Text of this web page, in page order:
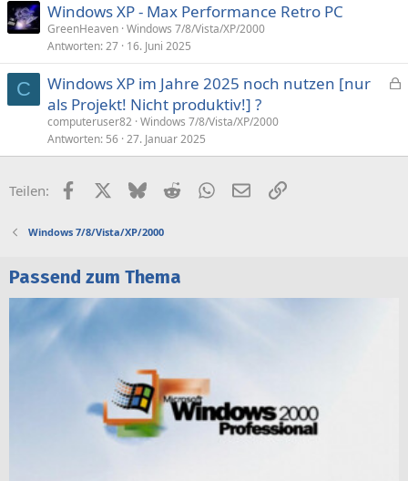
Windows XP - Max Performance Retro PC
GreenHeaven Windows 7/8/Vista/XP/2000
Antworten 27 16. Juni 2025
C
e
Windows XP im Jahre 2025 noch nutzen [nur
als Projekt! Nicht produktiv!] ?
computeruser82 Windows 7/8/Vista/XP/2000
Antworten 56 27. Januar 2025
Teilen: FacebookX (Twitter)
BlueskyRedditWhatsApp
E-MailLink
Windows 7/8/Vista/XP/2000
Passend zum Thema